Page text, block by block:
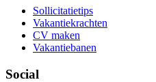
Sollicitatietips
Vakantiekrachten
CV maken
Vakantiebanen
Social